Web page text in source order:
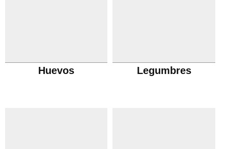
Huevos Legumbres